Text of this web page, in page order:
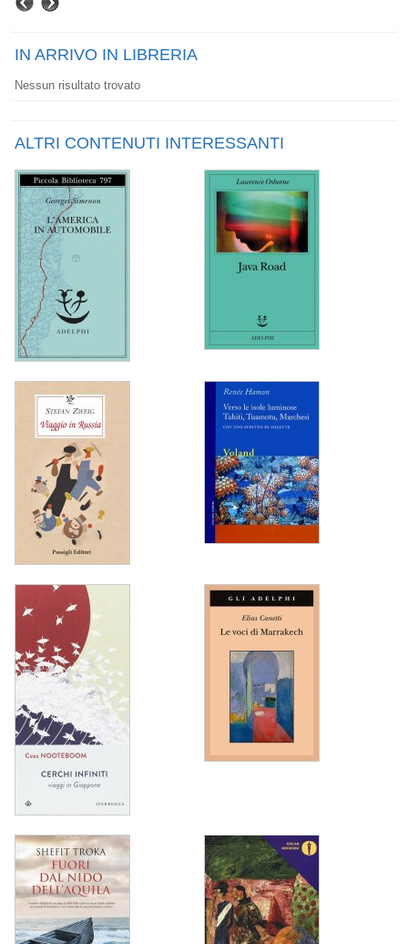
IN ARRIVO IN LIBRERIA
Nessun risultato trovato
ALTRI CONTENUTI INTERESSANTI